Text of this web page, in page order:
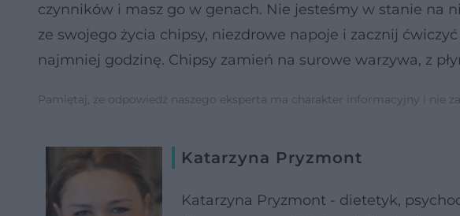
czynników i masz go w genach. Nie jesteśmy w stanie na
ze swojego życia chipsy, niezdrowe napoje i zacznij
najmniej godzinę. Chipsy zamień na surowe warzywa, z
Pamiętaj, że odpowiedź naszego eksperta ma charakter informacyjny i nie
Katarzyna Pryzmont
Katarzyna Pryzmont - dietetyk,